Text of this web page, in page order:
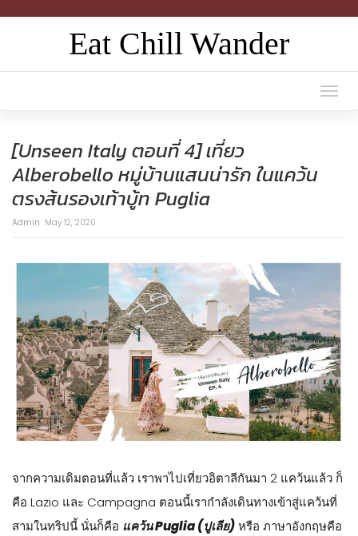
Eat Chill Wander
[Unseen Italy ตอนที่ 4] เที่ยว
Alberobello หมู่บ้านแสนน่ารัก ในแคว้น
ตรงส้นรองเท้าบู้ท Puglia
Admin May 12, 2020
จากความเดิมตอนที่แล้ว เราพาไปเที่ยวอิตาลีกันมา 2 แคว้นแล้ว ก็
คือ Lazio และ Campagna ตอนนี้เรากำลังเดินทางเข้าสู่แคว้นที่
สามในทริปนี้ นั่นก็คือ แคว้น Puglia (ปูเลีย)หรือ ภาษาอังกฤษคือ